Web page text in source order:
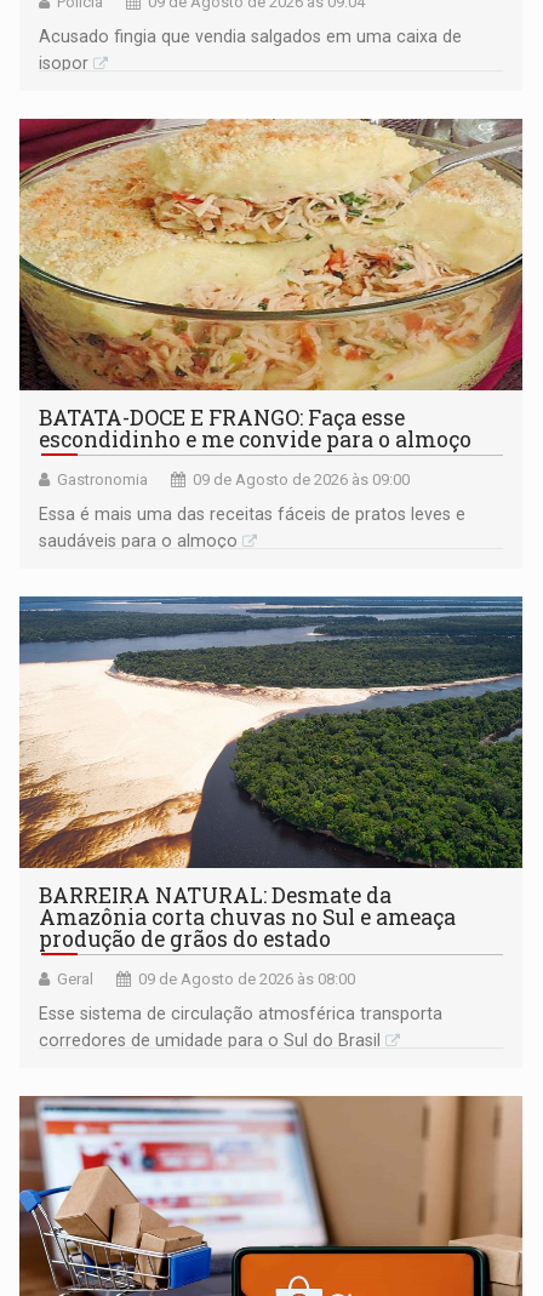
Acusado fingia que vendia salgados em uma caixa de
isopor
BATATA-DOCE E FRANGO: Faça esse
escondidinho e me convide para o almoço
Gastronomia 09 de Agosto de 2026 às 09:00
Essa é mais uma das receitas fáceis de pratos leves e
saudáveis para o almoço
BARREIRA NATURAL: Desmate da
Amazônia corta chuvas no Sul e ameaça
produção de grãos do estado
Geral 09 de Agosto de 2026 às 08:00
Esse sistema de circulação atmosférica transporta
corredores de umidade para o Sul do Brasil